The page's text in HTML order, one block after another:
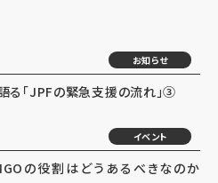
お知らせ
る「JPFの緊急支援の流れ」③
イベント
の役割はどうあるべきなのか